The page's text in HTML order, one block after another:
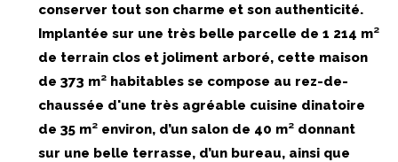
conserver tout son charme et son authenticité.
Implantée sur une très belle parcelle de 1 214 m²
de terrain clos et joliment arboré, cette maison
de 373 m² habitables se compose au rez-de-
chaussée d'une très agréable cuisine dinatoire
de 35 m² environ, d’un salon de 40 m² donnant
sur une belle terrasse, d’un bureau, ainsi que